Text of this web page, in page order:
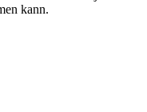
kann.